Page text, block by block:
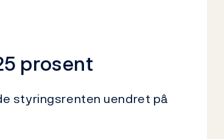
prosent
styringsrenten uendret på